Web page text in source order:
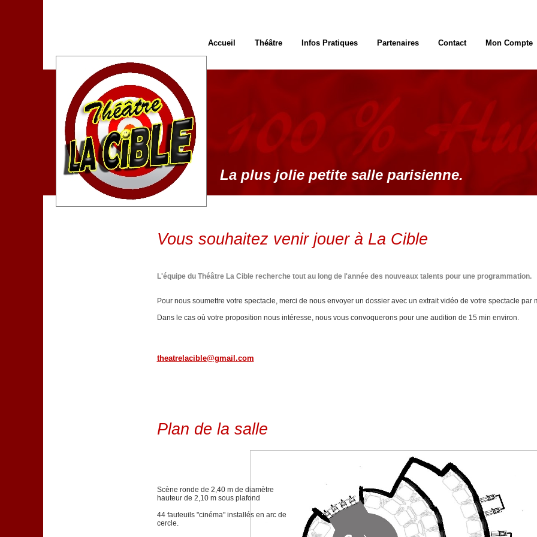
Vous souhaitez venir jouer à La Cible
L'équipe du Théâtre La Cible recherche tout au long de l'année des nouveaux talents pour une programmation.
Pour nous soumettre votre spectacle, merci de nous envoyer un dossier avec un extrait vidéo de votre spectacle par
Dans le cas où votre proposition nous intéresse, nous vous convoquerons pour une audition de 15 min environ.
Plan de la salle
La plus jolie petite salle parisienne.
Accueil Théâtre Infos Pratiques Partenaires Contact Mon Compte
theatrelacible@gmail.com
Scène ronde de 2,40 m de diamètre
hauteur de 2,10 m sous plafond
44 fauteuils "cinéma" installés en arc de
cercle.